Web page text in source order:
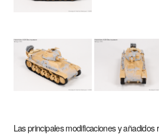
Las principales modificaciones y añadidos